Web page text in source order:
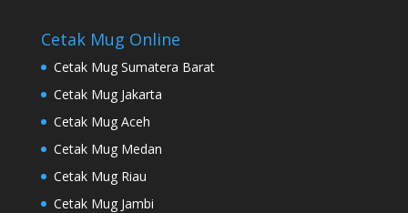
Cetak Mug Online
Cetak Mug Sumatera Barat
Cetak Mug Jakarta
Cetak Mug Aceh
Cetak Mug Medan
Cetak Mug Riau
Cetak Mug Jambi